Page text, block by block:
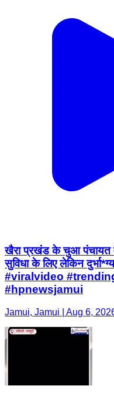
खैरा प्रखंड के चुआ पंचायत में
सुविधा के लिए लेकिन
#viralvideo
#hpnewsjamui
Jamui, Jamui | Aug 6,